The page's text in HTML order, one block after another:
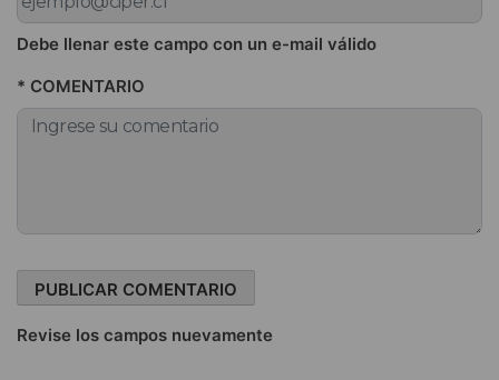
Debe llenar este campo con un e-mail válido
* COMENTARIO
Revise los campos nuevamente